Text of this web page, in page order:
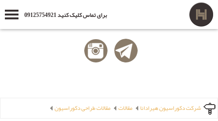
برای تماس کلیک کنید 09125754921
شرکت دکوراسیون هیرادانا مقالات مقالات طراحی دکوراسیون